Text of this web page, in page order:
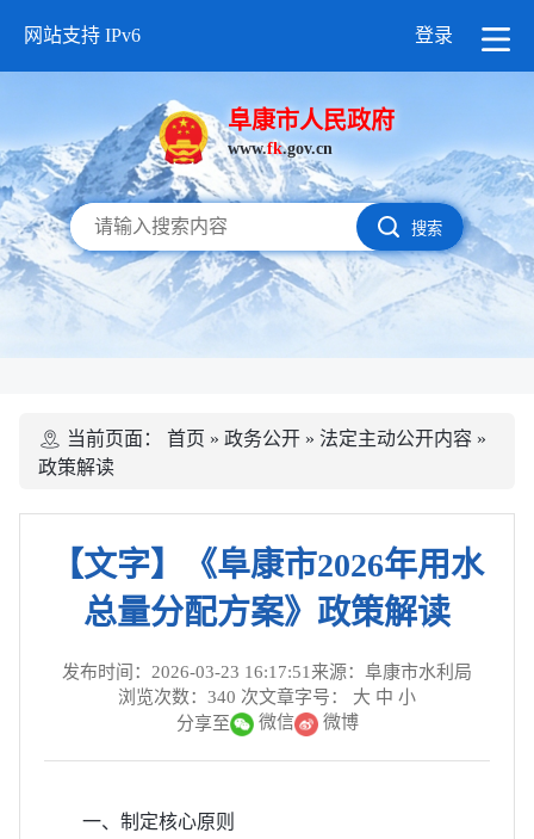
网站支持 IPv6 登录
阜康市人民政府
www.fk.gov.cn
搜索
当前页面： 首页 » 政务公开 » 法定主动公开内容 »
政策解读
【文字】《阜康市2026年用水
总量分配方案》政策解读
发布时间：2026-03-23 16:17:51 来源：阜康市水利局
浏览次数： 340 次文章字号： 大 中 小
分享至
微信 微博
一、制定核心原则